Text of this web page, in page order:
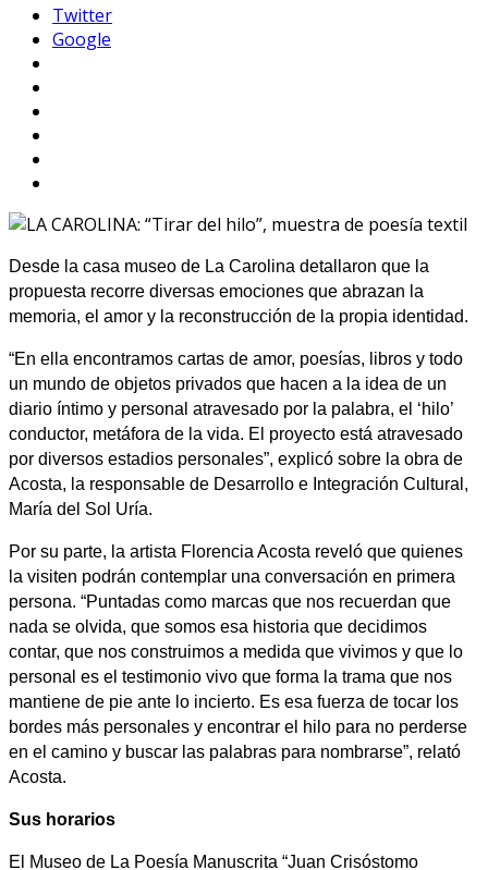
Twitter
Google
Desde la casa museo de La Carolina detallaron que la
propuesta recorre diversas emociones que abrazan la
memoria, el amor y la reconstrucción de la propia identidad.
“En ella encontramos cartas de amor, poesías, libros y todo
un mundo de objetos privados que hacen a la idea de un
diario íntimo y personal atravesado por la palabra, el ‘hilo’
conductor, metáfora de la vida. El proyecto está atravesado
por diversos estadios personales”, explicó sobre la obra de
Acosta, la responsable de Desarrollo e Integración Cultural,
María del Sol Uría.
Por su parte, la artista Florencia Acosta reveló que quienes
la visiten podrán contemplar una conversación en primera
persona. “Puntadas como marcas que nos recuerdan que
nada se olvida, que somos esa historia que decidimos
contar, que nos construimos a medida que vivimos y que lo
personal es el testimonio vivo que forma la trama que nos
mantiene de pie ante lo incierto. Es esa fuerza de tocar los
bordes más personales y encontrar el hilo para no perderse
en el camino y buscar las palabras para nombrarse”, relató
Acosta.
Sus horarios
El Museo de La Poesía Manuscrita “Juan Crisóstomo